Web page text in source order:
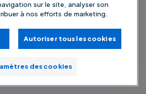
sur le site, analyser son
à nos efforts de marketing.
Autoriser tous les cookies
des cookies